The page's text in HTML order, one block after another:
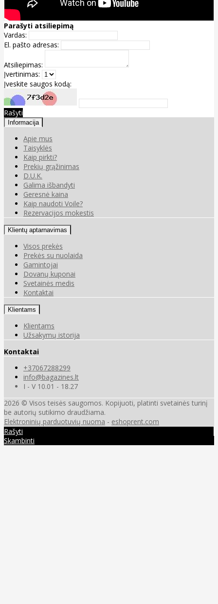
Parašyti atsiliepimą
Vardas:
El. pašto adresas:
Atsiliepimas:
Įvertinimas:
Įveskite saugos kodą:
Rašyti
Informacija
Apie mus
Taisyklės
Kaip pirkti?
Prekių grąžinimas
D.U.K.
Galima išbandyti
Geresnė kaina
Kaip naudoti Voile?
Rezervacijos mokestis
Klientų aptarnavimas
Visos prekės
Prekės su nuolaida
Gamintojai
Dovanų kuponai
Svetainės medis
Kontaktai
Klientams
Klientams
Užsakymų istorija
Kontaktai
+37067288299
info@bagazines.lt
I - V 10.01 - 18.27
2026 © Visos teisės saugomos. Kopijuoti, platinti svetainės turinį
be autorių sutikimo draudžiama.
Elektroninių parduotuvių nuoma - eshoprent.com
Rašyti
Skambinti